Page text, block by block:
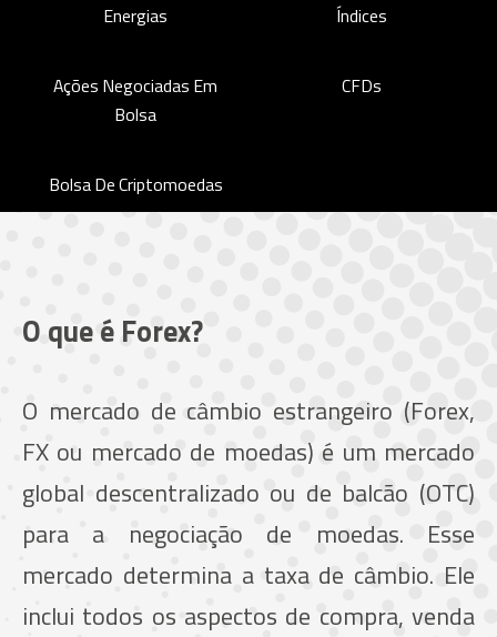
Energias Índices
Ações Negociadas Em
Bolsa
CFDs
Bolsa De Criptomoedas
O que é Forex?
O mercado de câmbio estrangeiro (Forex,
FX ou mercado de moedas) é um mercado
global descentralizado ou de balcão (OTC)
para a negociação de moedas. Esse
mercado determina a taxa de câmbio. Ele
inclui todos os aspectos de compra, venda